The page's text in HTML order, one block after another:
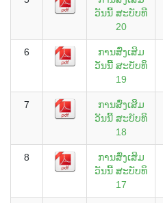
ວັນນີ້ ສະບັບທີ
20
6
ການສົ່ງເສິມ
ວັນນີ້ ສະບັບທິ
19
7
ການສົ່ງເສິມ
ວັນນີ້ ສະບັບທິ
18
8
ການສົ່ງເສິມ
ວັນນີ້ ສະບັບທິ
17